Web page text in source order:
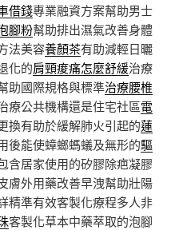
借錢專業融資方案幫助男士
腳粉幫助排出濕氣改善身體
法美容養顏茶有助減輕日曬
化的肩頸痠痛怎麼舒緩治療
助國際規格與標準治療腰椎
療公共機構還是住宅社區電
換有助於緩解肺火引起的蓮
後能使蟑螂螞蟻及無形的驅
含居家使用的矽膠除疤凝膠
膚外用藥改善早洩幫助壯陽
精準有效客製化療程多人非
客製化草本中藥萃取的泡腳